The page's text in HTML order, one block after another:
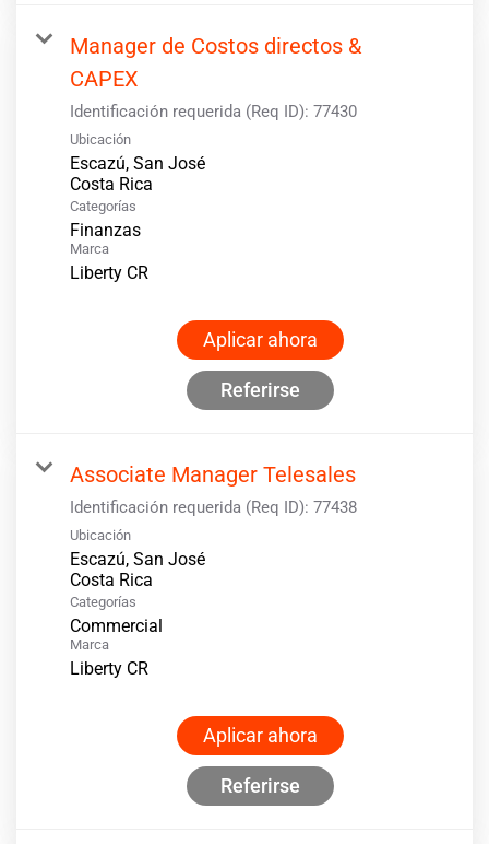
Manager de Costos directos &
CAPEX
Identificación requerida (Req ID): 77430
Ubicación
Escazú, San José
Categorías
Finanzas
Marca
Liberty CR
Aplicar ahora
Referirse
Associate Manager Telesales
Identificación requerida (Req ID): 77438
Ubicación
Escazú, San José
Categorías
Commercial
Marca
Liberty CR
Aplicar ahora
Referirse